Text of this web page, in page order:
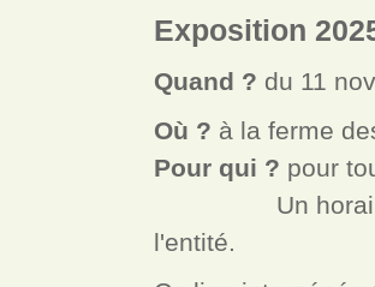
Exposition
Quand ? du 11 nov
Où ? à la ferme
Pour qui ? pour
Un horaire
l'entité.